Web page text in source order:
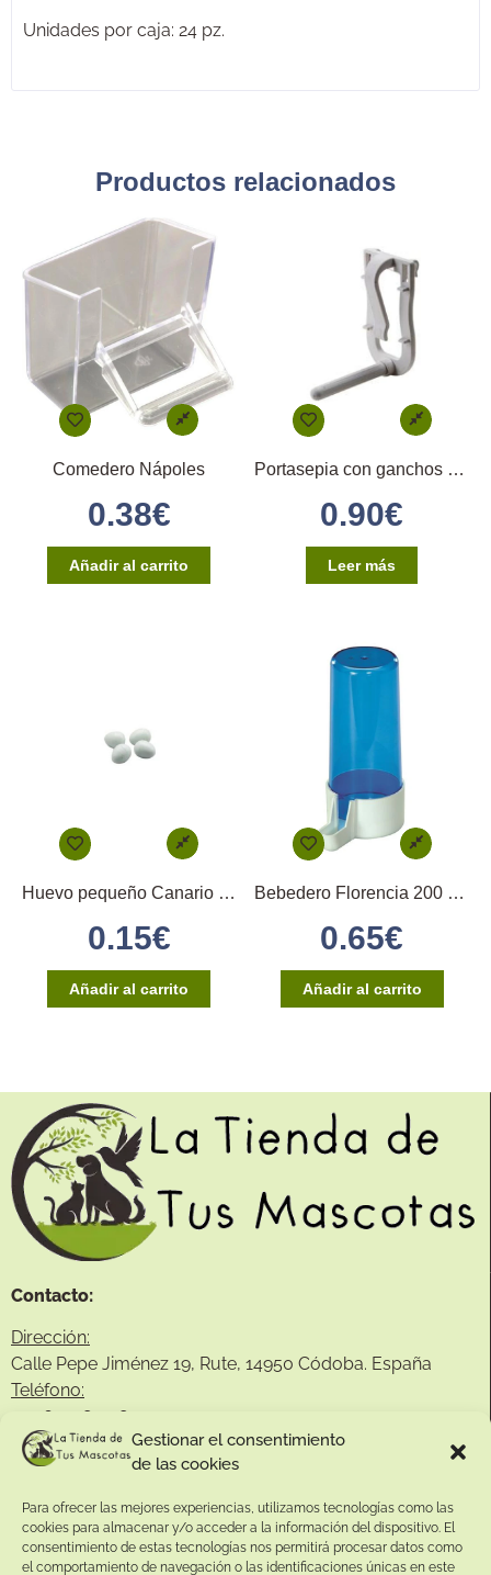
Gestionar el consentimiento
de las cookies
Para ofrecer las mejores experiencias, utilizamos tecnologías como las
cookies para almacenar y/o acceder a la información del dispositivo. El
consentimiento de estas tecnologías nos permitirá procesar datos como
el comportamiento de navegación o las identificaciones únicas en este
Unidades por caja: 24 pz.
Productos relacionados
Comedero Nápoles
0.38€
Añadir al carrito
Portasepia con ganchos en plástico
0.90€
Leer más
Huevo pequeño Canario (Blanco)
0.15€
Añadir al carrito
Bebedero Florencia 200 cc. Azul 2GR
0.65€
Añadir al carrito
Contacto:
Dirección:
Calle Pepe Jiménez 19, Rute, 14950 Códoba. España
Teléfono:
641081328
Email:
info@
latiendadetusmascotas.com
Enlaces de interés:
Aviso Legal